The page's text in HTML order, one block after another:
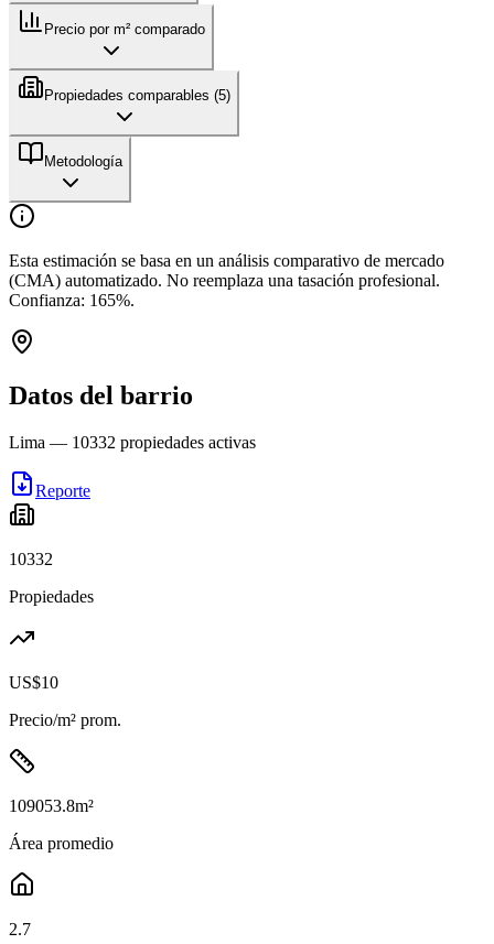
Precio por m² comparado
Propiedades comparables (5)
Metodología
Esta estimación se basa en un análisis comparativo de mercado
(CMA) automatizado. No reemplaza una tasación profesional.
Confianza: 165%.
Datos del barrio
Lima — 10332 propiedades activas
Reporte
10332
Propiedades
US$10
Precio/m² prom.
109053.8m²
Área promedio
2.7